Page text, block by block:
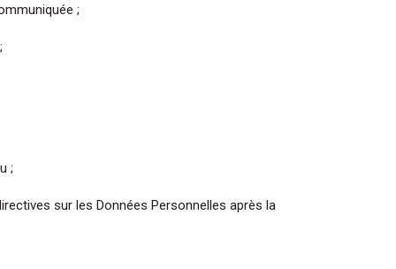
;
;
sur les Données Personnelles après la